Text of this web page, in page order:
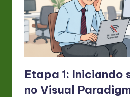
Etapa 1: Iniciando
no Visual